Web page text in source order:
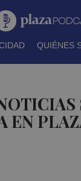
QUIÉNES
EN